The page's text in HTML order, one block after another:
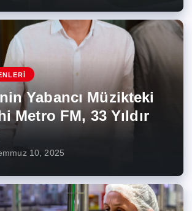
Yabancı Müzikteki
Metro FM, 33 Yıldır
10, 2025